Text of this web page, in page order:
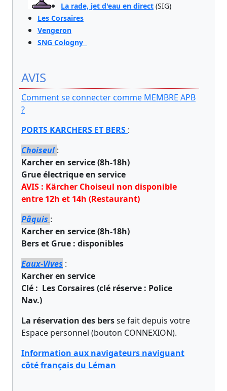
La rade, jet d'eau en direct(SIG)
Les Corsaires
Vengeron
SNG Cologny
AVIS
Comment se connecter comme MEMBRE APB
?
PORTS KARCHERS ET BERS :
Choiseul :
Karcher en service (8h-18h)
Grue électrique en service
AVIS : Kärcher Choiseul non disponible
entre 12h et 14h (Restaurant)
Pâquis :
Karcher en service (8h-18h)
Bers et Grue : disponibles
Eaux-Vives :
Karcher en service
Clé : Les Corsaires (clé réserve : Police
Nav.)
La réservation des bersse fait depuis votre
Espace personnel (bouton CONNEXION).
Information aux navigateurs naviguant
côté français du Léman